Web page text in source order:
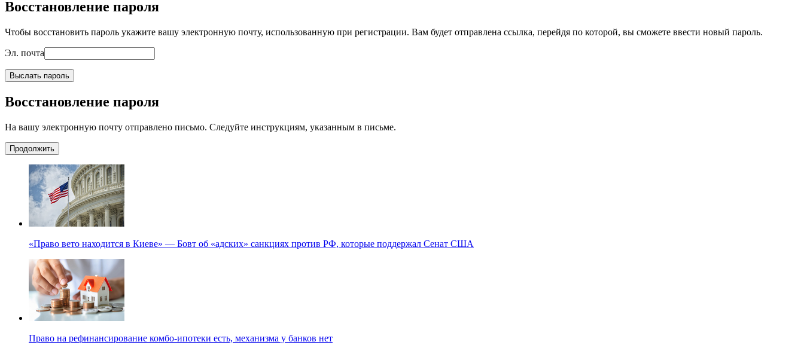
Восстановление пароля
Чтобы восстановить пароль укажите вашу электронную почту, использованную при регистрации. Вам будет отправлена ссылка, перейдя по которой, вы сможете ввести новый пароль.
Эл. почта
Выслать пароль
Восстановление пароля
На вашу электронную почту отправлено письмо. Следуйте инструкциям, указанным в письме.
Продолжить
«Право вето находится в Киеве» — Бовт об «адских» санкциях против РФ, которые поддержал Сенат США
Право на рефинансирование комбо-ипотеки есть, механизма у банков нет